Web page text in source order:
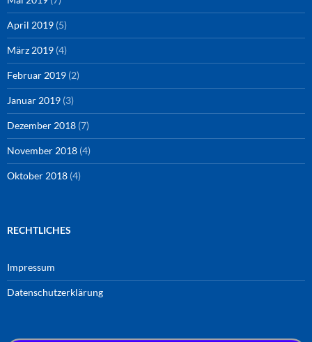
April 2019 (5)
März 2019 (4)
Februar 2019 (2)
Januar 2019 (3)
Dezember 2018 (7)
November 2018 (4)
Oktober 2018 (4)
RECHTLICHES
Impressum
Datenschutzerklärung